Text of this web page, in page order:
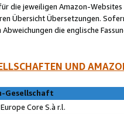
die jeweiligen Amazon-Websites
Übersicht Übersetzungen.
die englische
UND
Gesellschaft
Core S.à r.l.